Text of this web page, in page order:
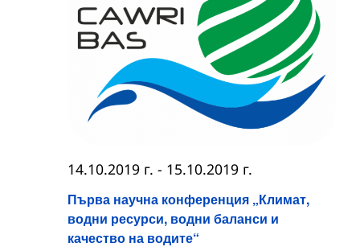
Първа научна конференция „Климат,
водни ресурси, водни баланси и
качество на водите“
14.10.2019 г. - 15.10.2019 г.